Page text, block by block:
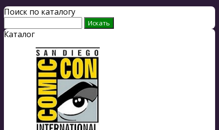
Поиск по каталогу
Каталог